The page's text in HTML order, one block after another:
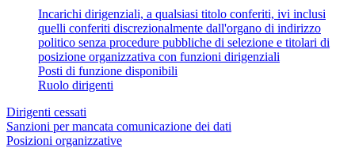
Incarichi dirigenziali, a qualsiasi titolo conferiti, ivi inclusi
quelli conferiti discrezionalmente dall'organo di indirizzo
politico senza procedure pubbliche di selezione e titolari di
posizione organizzativa con funzioni dirigenziali
Posti di funzione disponibili
Ruolo dirigenti
Dirigenti cessati
Sanzioni per mancata comunicazione dei dati
Posizioni organizzative